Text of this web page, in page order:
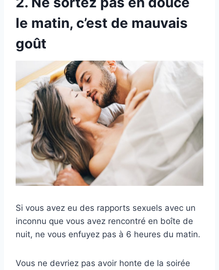
le matin, c’est de mauvais
goût
Si vous avez eu des rapports sexuels avec un
inconnu que vous avez rencontré en boîte de
nuit, ne vous enfuyez pas à 6 heures du matin.
Vous ne devriez pas avoir honte de la soirée